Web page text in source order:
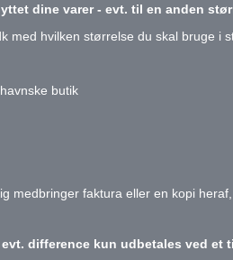
dine varer - evt. til en anden
med hvilken størrelse du skal bruge i
butik
medbringer faktura eller en kopi
difference kun udbetales ved et